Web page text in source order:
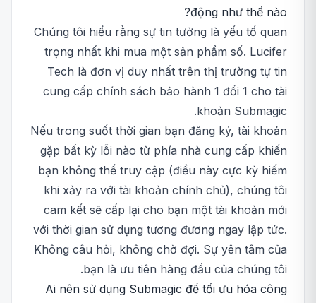
động như thế nào?
Chúng tôi hiểu rằng sự tin tưởng là yếu tố quan
trọng nhất khi mua một sản phẩm số. Lucifer
Tech là đơn vị duy nhất trên thị trường tự tin
cung cấp chính sách bảo hành 1 đổi 1 cho tài
khoản Submagic.
Nếu trong suốt thời gian bạn đăng ký, tài khoản
gặp bất kỳ lỗi nào từ phía nhà cung cấp khiến
bạn không thể truy cập (điều này cực kỳ hiếm
khi xảy ra với tài khoản chính chủ), chúng tôi
cam kết sẽ cấp lại cho bạn một tài khoản mới
với thời gian sử dụng tương đương ngay lập tức.
Không câu hỏi, không chờ đợi. Sự yên tâm của
bạn là ưu tiên hàng đầu của chúng tôi.
Ai nên sử dụng Submagic để tối ưu hóa công